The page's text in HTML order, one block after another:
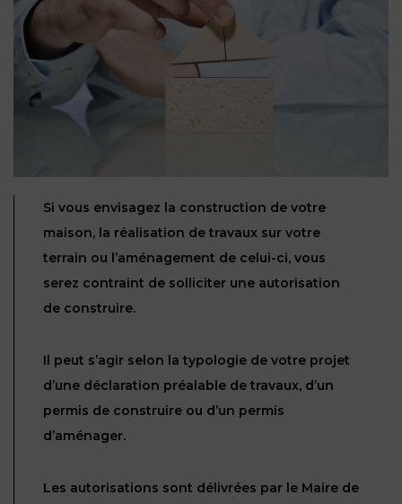
DROIT
TRAVAIL
RESPONSABILITÉ
& ASSURANCE
CONTRATS &
CONSOMMATION
DROIT
ADMINISTRATIF
SUCCESSION
CALCULER
VOS
DROITS
INDEMNITÉ DE
CONTRATS &
CONSOMMATION
DROIT
DES
AFFAIRES
RESPONSABILITÉ
& ASSURANCE
FISCALITÉ
DU
TRAVAIL
DROIT
DUBAÏ
AGN
AVOCATS
SERVICE
FRANCO-
UPS
RGPD
DROIT
DU
NUMÉRIQUE
ET
INTELLECTUELLE
NOUS
CONNAÎTRE
EQUIPE
DIRIGEANTE
Blog
agences
RDV
09
34
72
Si vous envisagez la construction de votre
maison, la réalisation de travaux sur votre
terrain ou l’aménagement de celui-ci, vous
serez contraint de solliciter une autorisation
de construire.
Il peut s’agir selon la typologie de votre projet
d’une déclaration préalable de travaux, d’un
permis de construire ou d’un permis
d’aménager.
Les autorisations sont délivrées par le Maire de